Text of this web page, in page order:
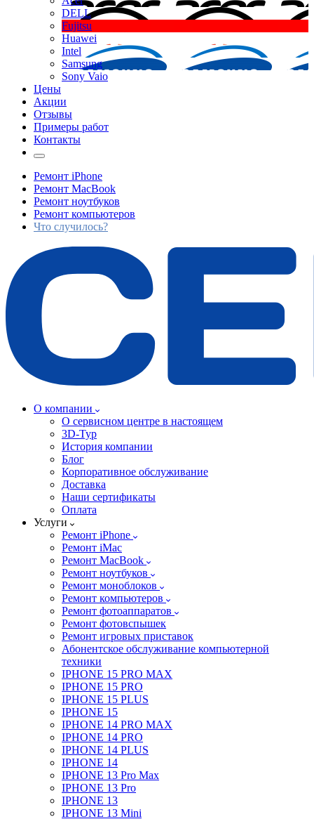
DELL
Fujitsu
Huawei
Intel
Samsung
Sony Vaio
Цены
Акции
Отзывы
Примеры работ
Контакты
Ремонт iPhone
Ремонт MacBook
Ремонт ноутбуков
Ремонт компьютеров
Что случилось?
О компании
О сервисном центре в настоящем
3D-Тур
История компании
Блог
Корпоративное обслуживание
Доставка
Наши сертификаты
Оплата
Услуги
Ремонт iPhone
Ремонт iMac
Ремонт MacBook
Ремонт ноутбуков
Ремонт моноблоков
Ремонт компьютеров
Ремонт фотоаппаратов
Ремонт фотовспышек
Ремонт игровых приставок
Абонентское обслуживание компьютерной
техники
IPHONE 15 PRO MAX
IPHONE 15 PRO
IPHONE 15 PLUS
IPHONE 15
IPHONE 14 PRO MAX
IPHONE 14 PRO
IPHONE 14 PLUS
IPHONE 14
IPHONE 13 Pro Max
IPHONE 13 Pro
IPHONE 13
IPHONE 13 Mini